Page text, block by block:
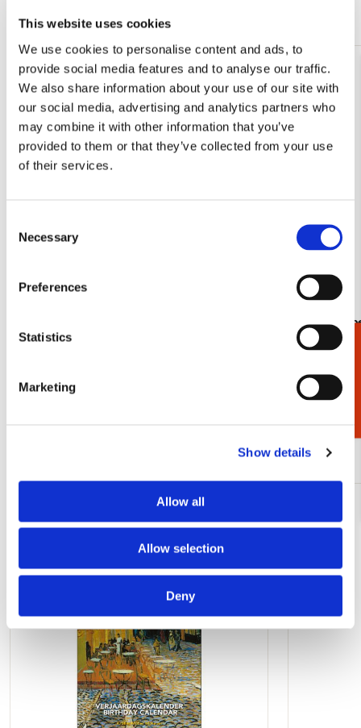
This website uses cookies
We use cookies to personalise content and ads, to
provide social media features and to analyse our traffic.
We also share information about your use of our site with
our social media, advertising and analytics partners who
may combine it with other information that you’ve
provided to them or that they’ve collected from your use
of their services.
Selection
Necessary
Preferences
Statistics
Marketing
Show details
Allow all
Allow selection
Deny
Meer van Cadeau voor haar
Toevoegen
aan
verlanglijst
€ 2,99
Dieren,
aan
Cadeaukiezer